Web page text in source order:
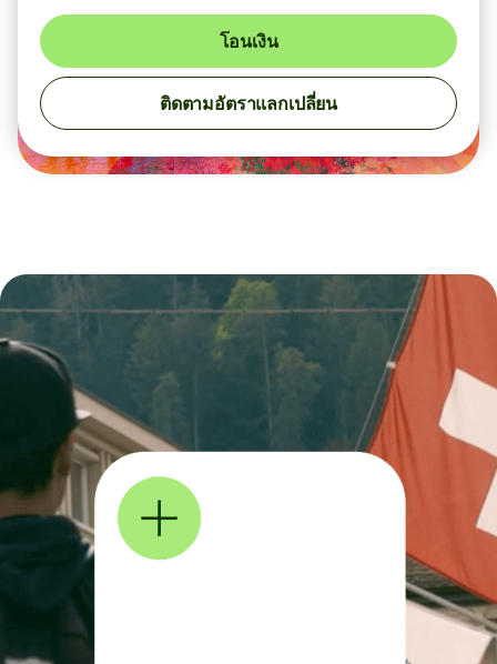
โอนเงิน
ติดตามอัตราแลกเปลี่ยน